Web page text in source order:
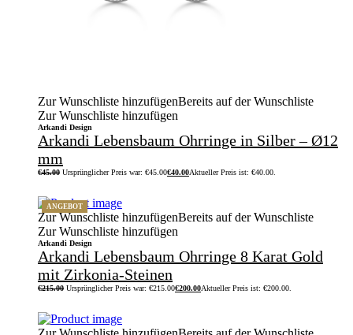
Zur Wunschliste hinzufügenBereits auf der Wunschliste
Zur Wunschliste hinzufügen
Arkandi Design
Arkandi Lebensbaum Ohrringe in Silber – Ø12
mm
€45.00 Ursprünglicher Preis war: €45.00€40.00Aktueller Preis ist: €40.00.
ANGEBOT
Zur Wunschliste hinzufügenBereits auf der Wunschliste
Zur Wunschliste hinzufügen
Arkandi Design
Arkandi Lebensbaum Ohrringe 8 Karat Gold
mit Zirkonia-Steinen
€215.00 Ursprünglicher Preis war: €215.00€200.00Aktueller Preis ist: €200.00.